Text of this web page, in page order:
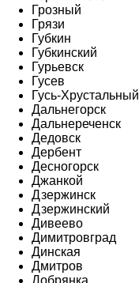
Грозный
Грязи
Губкин
Губкинский
Гурьевск
Гусев
Гусь-Хрустальный
Дальнегорск
Дальнереченск
Дедовск
Дербент
Десногорск
Джанкой
Дзержинск
Дзержинский
Дивеево
Димитровград
Динская
Дмитров
Добрянка